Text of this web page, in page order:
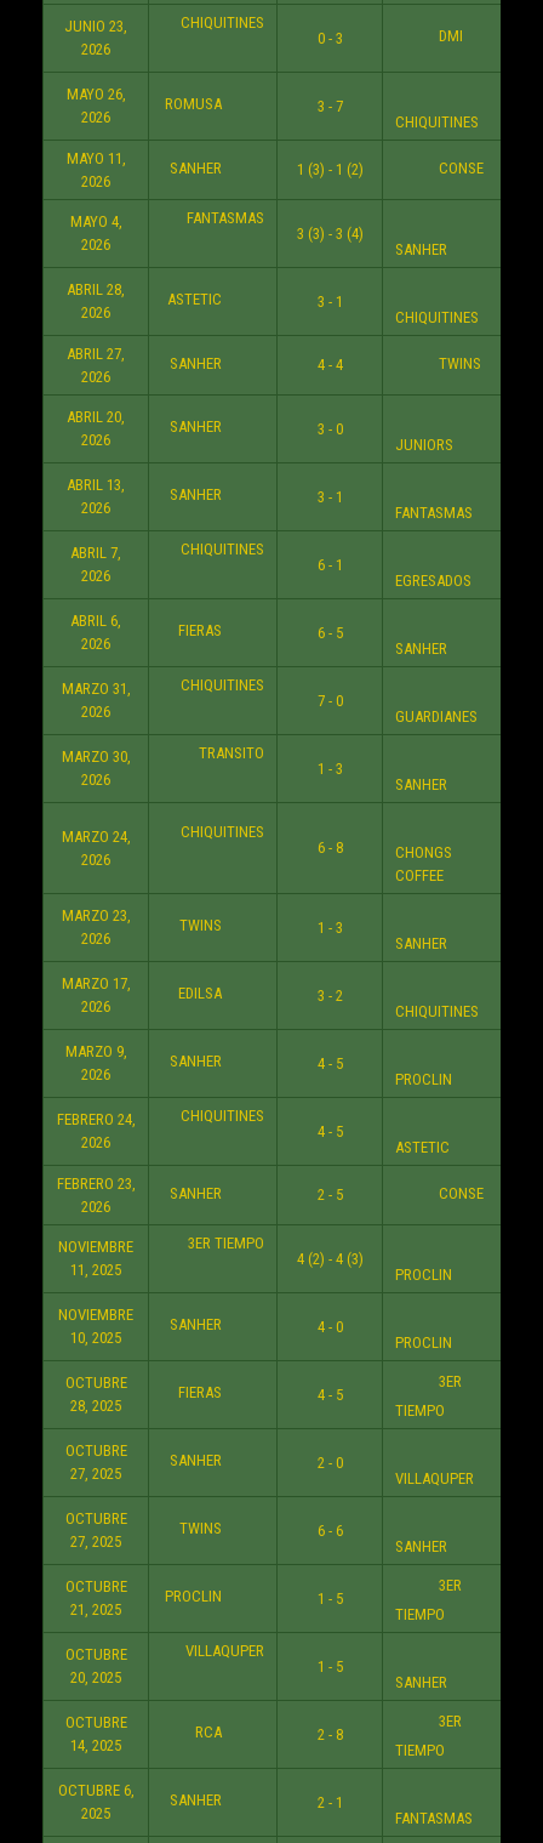
JUNIO 23,
2026
CHIQUITINES
0 - 3
DMI
MAYO 26,
2026
ROMUSA
3 - 7
CHIQUITINES
MAYO 11,
2026
SANHER 1 (3) - 1 (2) CONSE
MAYO 4,
2026
FANTASMAS
3 (3) - 3 (4)
SANHER
ABRIL 28,
2026
ASTETIC
3 - 1
CHIQUITINES
ABRIL 27,
2026
SANHER 4 - 4 TWINS
ABRIL 20,
2026
SANHER
3 - 0
JUNIORS
ABRIL 13,
2026
SANHER
3 - 1
FANTASMAS
ABRIL 7,
2026
CHIQUITINES
6 - 1
EGRESADOS
ABRIL 6,
2026
FIERAS
6 - 5
SANHER
MARZO 31,
2026
CHIQUITINES
7 - 0
GUARDIANES
MARZO 30,
2026
TRANSITO
1 - 3
SANHER
MARZO 24,
2026
CHIQUITINES
6 - 8
CHONGS
COFFEE
MARZO 23,
2026
TWINS
1 - 3
SANHER
MARZO 17,
2026
EDILSA
3 - 2
CHIQUITINES
MARZO 9,
2026
SANHER
4 - 5
PROCLIN
FEBRERO 24,
2026
CHIQUITINES
4 - 5
ASTETIC
FEBRERO 23,
2026
SANHER 2 - 5 CONSE
NOVIEMBRE
11, 2025
3ER TIEMPO
4 (2) - 4 (3)
PROCLIN
NOVIEMBRE
10, 2025
SANHER
4 - 0
PROCLIN
OCTUBRE
28, 2025
FIERAS 4 - 5
3ER
TIEMPO
OCTUBRE
27, 2025
SANHER
2 - 0
VILLAQUPER
OCTUBRE
27, 2025
TWINS
6 - 6
SANHER
OCTUBRE
21, 2025
PROCLIN 1 - 5
3ER
TIEMPO
OCTUBRE
20, 2025
VILLAQUPER
1 - 5
SANHER
OCTUBRE
14, 2025
RCA 2 - 8
3ER
TIEMPO
OCTUBRE 6,
2025
SANHER
2 - 1
FANTASMAS